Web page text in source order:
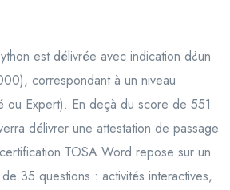
est délivrée avec indication d¿un
correspondant à un niveau
ou Expert). En deçà du score de 551
délivrer une attestation de passage
TOSA Word repose sur un
35 questions : activités interactives,